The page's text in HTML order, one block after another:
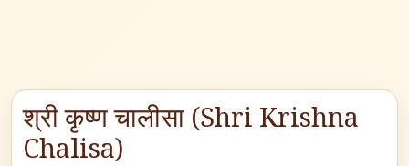
श्री कृष्ण चालीसा (Shri Krishna
Chalisa)